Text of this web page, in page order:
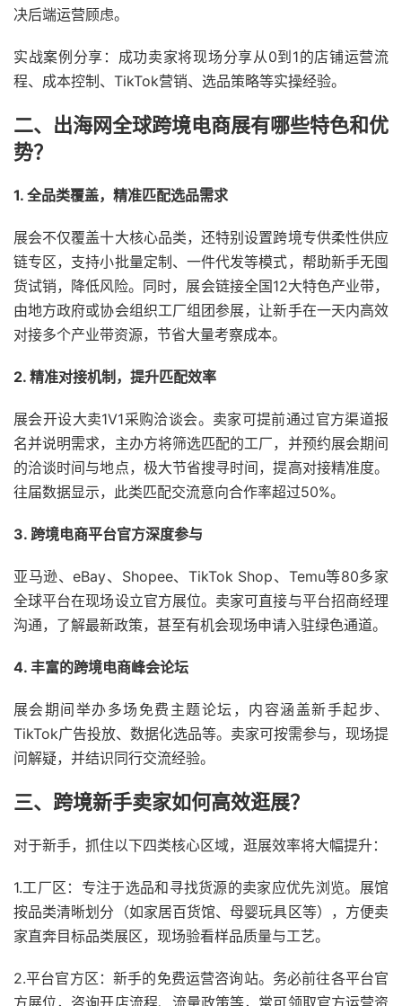
决后端运营顾虑。
实战案例分享：成功卖家将现场分享从0到1的店铺运营流
程、成本控制、TikTok营销、选品策略等实操经验。
二、出海网全球跨境电商展有哪些特色和优
势？
1. 全品类覆盖，精准匹配选品需求
展会不仅覆盖十大核心品类，还特别设置跨境专供柔性供应
链专区，支持小批量定制、一件代发等模式，帮助新手无囤
货试销，降低风险。同时，展会链接全国12大特色产业带，
由地方政府或协会组织工厂组团参展，让新手在一天内高效
对接多个产业带资源，节省大量考察成本。
2. 精准对接机制，提升匹配效率
展会开设大卖1V1采购洽谈会。卖家可提前通过官方渠道报
名并说明需求，主办方将筛选匹配的工厂，并预约展会期间
的洽谈时间与地点，极大节省搜寻时间，提高对接精准度。
往届数据显示，此类匹配交流意向合作率超过50%。
3. 跨境电商平台官方深度参与
亚马逊、eBay、Shopee、TikTok Shop、Temu等80多家
全球平台在现场设立官方展位。卖家可直接与平台招商经理
沟通，了解最新政策，甚至有机会现场申请入驻绿色通道。
4. 丰富的跨境电商峰会论坛
展会期间举办多场免费主题论坛，内容涵盖新手起步、
TikTok广告投放、数据化选品等。卖家可按需参与，现场提
问解疑，并结识同行交流经验。
三、跨境新手卖家如何高效逛展？
对于新手，抓住以下四类核心区域，逛展效率将大幅提升：
1.工厂区：专注于选品和寻找货源的卖家应优先浏览。展馆
按品类清晰划分（如家居百货馆、母婴玩具区等），方便卖
家直奔目标品类展区，现场验看样品质量与工艺。
2.平台官方区：新手的免费运营咨询站。务必前往各平台官
方展位，咨询开店流程、流量政策等，常可领取官方运营资